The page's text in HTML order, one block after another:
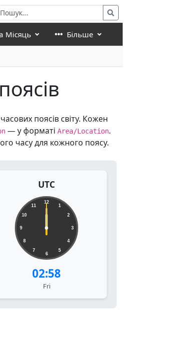
Місяць Більше
поясів світу. Кожен
— у форматі Area/Location.
часу для кожного поясу.
UTC
12
1
2
3
4
5
6
7
8
9
10
11
02:58
Fri